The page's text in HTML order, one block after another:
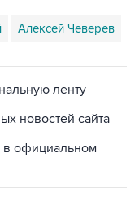
Алексей Чеверев
ленту
новостей сайта
в официальном